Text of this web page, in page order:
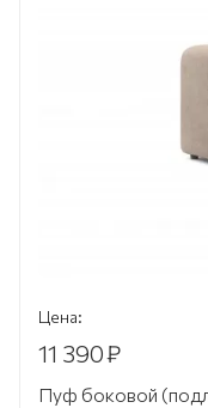
Цена:
11 390₽
Пуф боковой